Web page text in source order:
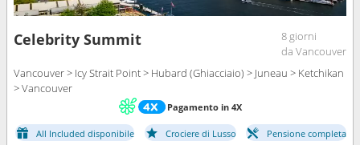
Celebrity Summit
8 giorni
da Vancouver
Vancouver > Icy Strait Point > Hubard (Ghiacciaio) > Juneau > Ketchikan
> Vancouver
Pagamento in 4X
All Included disponibile Crociere di Lusso Pensione completa